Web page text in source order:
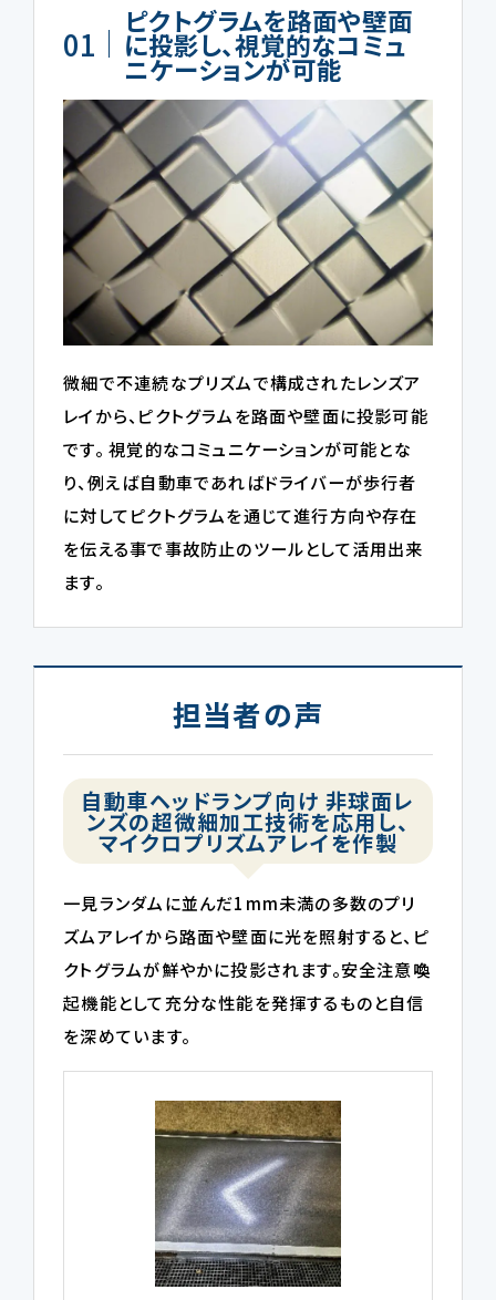
01
ピクトグラムを路面や壁面
に投影し、視覚的なコミュ
ニケーションが可能
微細で不連続なプリズムで構成されたレンズア
レイから、ピクトグラムを路面や壁面に投影可能
です。 視覚的なコミュニケーションが可能とな
り、例えば自動車であればドライバーが歩行者
に対してピクトグラムを通じて進行方向や存在
を伝える事で事故防止のツールとして活用出来
ます。
担当者の声
自動車ヘッドランプ向け 非球面レ
ンズの超微細加工技術を応用し、
マイクロプリズムアレイを作製
一見ランダムに並んだ1mm未満の多数のプリ
ズムアレイから路面や壁面に光を照射すると、ピ
クトグラムが鮮やかに投影されます。安全注意喚
起機能として充分な性能を発揮するものと自信
を深めています。